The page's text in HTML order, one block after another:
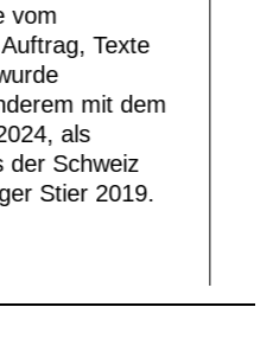
vom
Texte
mit dem
als
der Schweiz
Stier 2019.